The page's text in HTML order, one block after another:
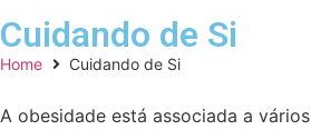
Cuidando de Si
Home Cuidando de Si
A obesidade está associada a